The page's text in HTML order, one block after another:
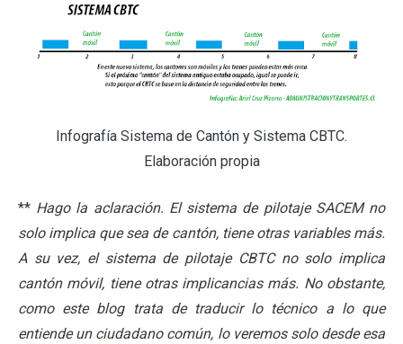
Infografía Sistema de Cantón y Sistema CBTC.
Elaboración propia
** Hago la aclaración. El sistema de pilotaje SACEM no
solo implica que sea de cantón, tiene otras variables más.
A su vez, el sistema de pilotaje CBTC no solo implica
cantón móvil, tiene otras implicancias más. No obstante,
como este blog trata de traducir lo técnico a lo que
entiende un ciudadano común, lo veremos solo desde esa